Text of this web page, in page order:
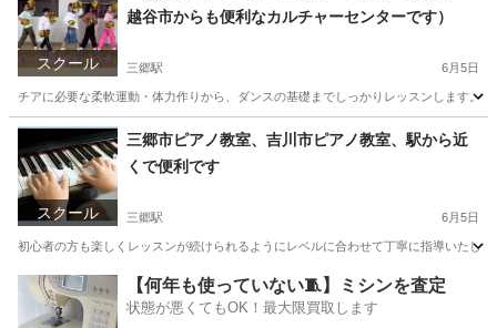
スクール
越谷市からも便利なカルチャーセンターです）
三郷駅 6月5日
チアに必要な柔軟運動・体力作りから、ダンスの基礎までしっかりレッスンします
埼玉 三郷市 三郷駅 その他 カルチャーセンター
スクール
三郷市ピアノ教室、吉川市ピアノ教室、駅から近
くで便利です
三郷駅 6月5日
初心者の方も楽しくレッスンが続けられるようにレベルに合わせて丁寧に指導いた
埼玉 三郷市 三郷駅 ピアノ クラス
【何年も使っていない🧵】ミシンを査定
状態が悪くてもOK！最大限買取します